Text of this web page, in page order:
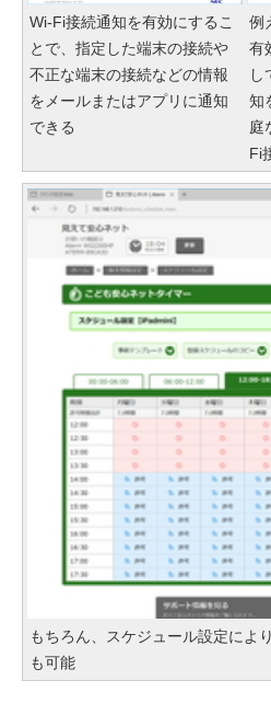
Wi-Fi接続通知を有効にするこ
とで、指定した端末の接続や
不正な端末の接続などの情報
をメールまたはアプリに通知
できる
例
有
し
知
庭
Fi
もちろん、スケジュール設定によ
も可能